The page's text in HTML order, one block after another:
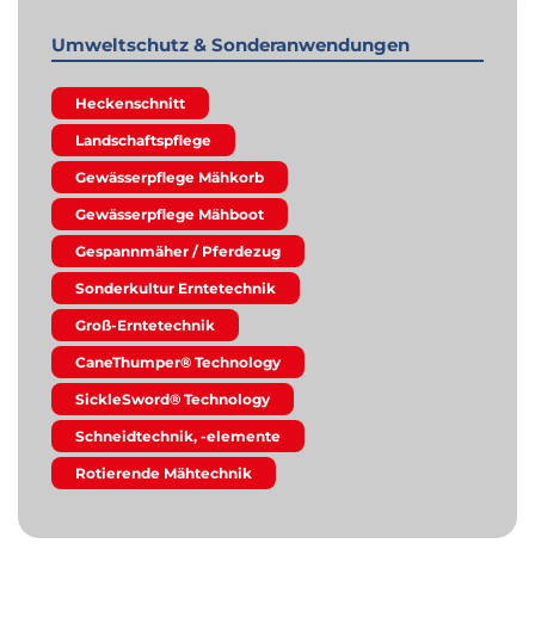
Umweltschutz & Sonderanwendungen
Heckenschnitt
Landschaftspflege
Gewässerpflege Mähkorb
Gewässerpflege Mähboot
Gespannmäher / Pferdezug
Sonderkultur Erntetechnik
Groß-Erntetechnik
CaneThumper® Technology
SickleSword® Technology
Schneidtechnik, -elemente
Rotierende Mähtechnik